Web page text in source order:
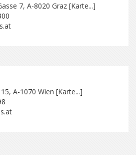
7, A-8020 Graz [Karte...]
A-1070 Wien [Karte...]